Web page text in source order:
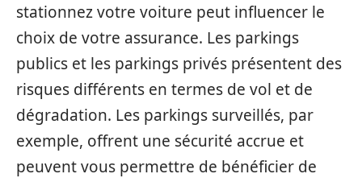
stationnez votre voiture peut influencer le
choix de votre assurance. Les parkings
publics et les parkings privés présentent des
risques différents en termes de vol et de
dégradation. Les parkings surveillés, par
exemple, offrent une sécurité accrue et
peuvent vous permettre de bénéficier de